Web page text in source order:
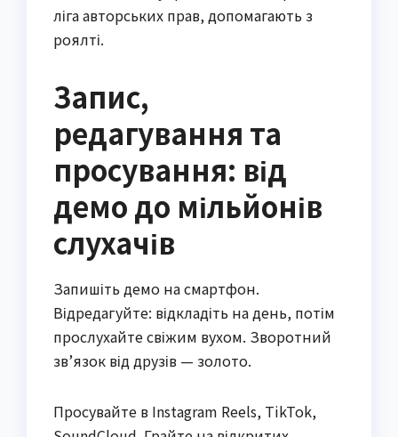
ліга авторських прав, допомагають з
роялті.
Запис,
редагування та
просування: від
демо до мільйонів
слухачів
Запишіть демо на смартфон.
Відредагуйте: відкладіть на день, потім
прослухайте свіжим вухом. Зворотний
зв’язок від друзів — золото.
Просувайте в Instagram Reels, TikTok,